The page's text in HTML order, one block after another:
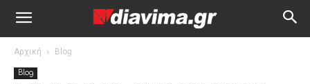
Αρχική Blog
Blog